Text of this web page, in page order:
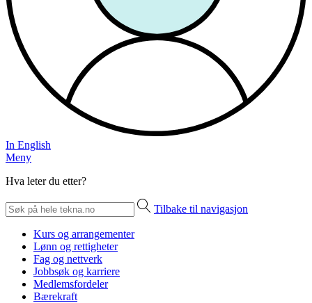
In English
Meny
Hva leter du etter?
Tilbake til navigasjon
Kurs og arrangementer
Lønn og rettigheter
Fag og nettverk
Jobbsøk og karriere
Medlemsfordeler
Bærekraft